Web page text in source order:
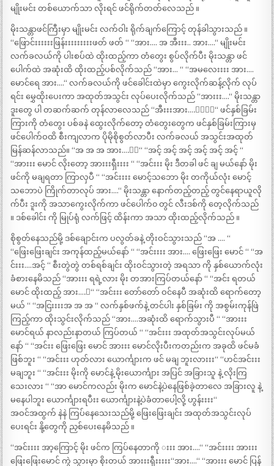
မျိုးမင်း တစ်ယောက်သာ လိုးရင် ဖင်ရိုက်တတ်လေသည် ။
မိုးသန္တာဖင်ကြီးမှာ မျိုးမင်း လက်ဝါး ရိုက်ချက်ကြောင့် တုန်ခါသွားသည် ။
“ဖြောင်းးးးးးဖြန်းးးးးးးးးဖတ် ဖတ် “ “အား…. အ အီးးး.. အား….“ မျိုးမင်း
လက်ခလယ်ကို ပါးစပ်ထဲ ထိုးထည့်ကာ တံတွေး စွပ်လိုက်ပီး မိုးသန္တာ ဖင်
ပေါက်ထဲ အဆုံးထိ ထိုးထည့်ပစ်လိုက်သည် “အား… “ “အမလေးးးး အား….
မောင်ရေ အား….“ လက်ခလယ်ကို ဖင်ခေါင်းထဲမှာ ကွေးလိုက်ဆန့်လိုက် လုပ်
ရင်း မွှေထိုးပေးကာ အထုတ်အသွင်း လုပ်ပေးလိုက်သည် “အားးး….“ မိုးသန္တာ
ဒူးတွေ ပါ တဆက်ဆက် တုန်လာလေသည် “အီးးးအား….းးးး“ ဖင်နှစ်ခြမ်း
ကြားကို တံတွေး ပစ်ခနဲ ထွေးလိုက်တော့ တံတွေးတွေက ဖင်နှစ်ခြမ်းကြားမှ
ဖင်ပေါက်ဝထိ စီးကျလာက ပိုမိုစိုစွတ်လာပီး လက်ခလယ် အသွင်းအထုတ်
မြန်ဆန်လာသည်။ “အ အ အ အား….းး“ “အင့် အင့် အင့် အင့် အင့် အင့် “
“အားးး မောင် လိုးတော့ အားးးရှီးးးး “ “အင်းးး မိုး ဒီတခါ ဖင် ချ မယ်နော် မိုး
ဖင်ကို မချရတာ ကြာလှပီ “ “အင်းးးး မောင့်သဘော မိုး တကိုယ်လုံး မောင့်
သဘောပဲ ကြိုက်တာလုပ် အား….“ မိုးသန္တာ နောက်တည့်တည့် တွင်နေရာယူလို
က်ပီး ဒူးကို အသာကွေးလိုက်ကာ ဖင်ပေါက်၀ တွင် လီးဒစ်ကို တေ့လိုက်သည်
။ ဒစ်ခေါင်း ကို မြုပ်ရုံ လက်ဖြင့် ထိန်းကာ အသာ ထိုးထည့်လိုက်သည် ။
စိုစွတ်နေသည်မို့ ဒစ်ချောင်းက ပလွတ်ခနဲ့ တိုးဝင်သွားသည် “အ …. “
“ဖြေးဖြေးချင်း အကုန်ထည့်မယ်နော် “ “အင်းးးး အား…. ဖြေးဖြေး မောင် “ “အ
င်းးး….အင့် “ စီးတွဲတွဲ တစ်ရစ်ချင်း ထိုးဝင်သွားတဲ့ အရသာ ကို နှစ်ယောက်လုံး
ခံစားနေမိသည် “အားးး ရရဲ့လား မိုး တအားကြပ်တယ်နော် “ “အင်း ရတယ်
မောင် ထိုးထည့် အား….း“ “အင်းးး တော်တော် ဝင်နေပီ အဆုံးထိ ရောက်တော့
မယ် “ “အငြးးးးအ အ အ “ လက်နှစ်ဖက်နဲ့ တင်ပါး နှစ်ခြမ်း ကို အစွမ်းကုန်ဖြဲ
ကြည့်ကာ ထိုးသွင်းလိုက်သည် “အား….အဆုံးထိ ရောက်သွားပီ “ “အားးး
မောင်ရယ် နာလည်းနာတယ် ကြပ်တယ် “ “အင်းးး အထုတ်အသွင်းလုပ်မယ်
နော် “ “အင်းး ဖြေးဖြေး မောင် အားးး မောင်လိုးပီးကတည်းက အခုထိ ဖင်မခံ
ဖြစ်ဘူး “ “အင်းးး ဟုတ်လား ယောင်္ကျားက ဖင် မချ ဘူးလားးး“ “ဟင်အင်းးး
မချဘူး “ “အင်းးး မိုးကို မောင်နဲ့ မိုးယောင်္ကျား အပြင် အခြားသူ နဲ့ လိုးကြ
သေးလား “ “အာ မောင်ကလည်း မိုးက မောင်နဲ့ပဲနေဖြစ်ခဲ့တာလေ အခြားလူ နဲ့
မနေပါဘူး ယောင်္ကျားရပီးး ယောင်္ကျားနဲ့ပဲခံတာပေါ့လို့ ဟွန်းးးး“
အဝင်အထွက် နဲနဲ ကြပ်နေသေးသည်မို့ ဖြေးဖြေးချင်း အထုတ်အသွင်းလုပ်
ပေးရင်း နို့တွေကို ညှစ်ပေးနေမိသည် ။
“အင်းးးး အာ့ကြောင့် မိုး ဖင်က ကြပ်နေတာကို းးး အား….“ “အင်းးးး အားးး
ဖြေးဖြေးမောင် ကွဲ သွားမှာ စိုးတယ် အားးးရှီးးးးး“အား….“ “အားးး မောင် ပြန်